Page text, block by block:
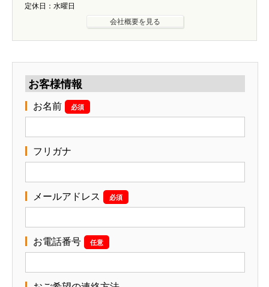
定休日：水曜日
会社概要を見る
お客様情報
お名前 必須
フリガナ
メールアドレス 必須
お電話番号 任意